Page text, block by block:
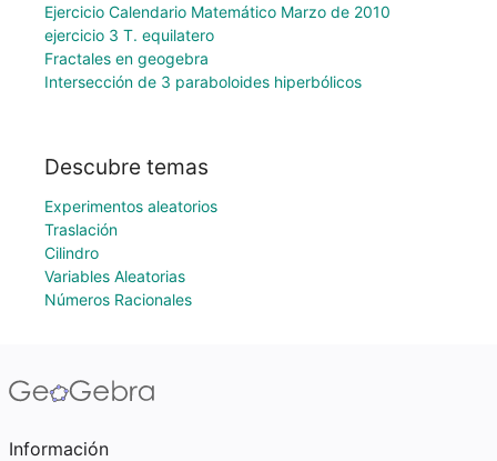
Ejercicio Calendario Matemático Marzo de 2010
ejercicio 3 T. equilatero
Fractales en geogebra
Intersección de 3 paraboloides hiperbólicos
Descubre temas
Experimentos aleatorios
Traslación
Cilindro
Variables Aleatorias
Números Racionales
Información